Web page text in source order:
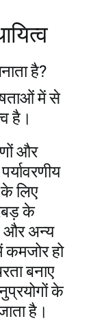
है?
में से
है।
और
के लिए
के
और अन्य
कमजोर हो
बनाए
के
है।